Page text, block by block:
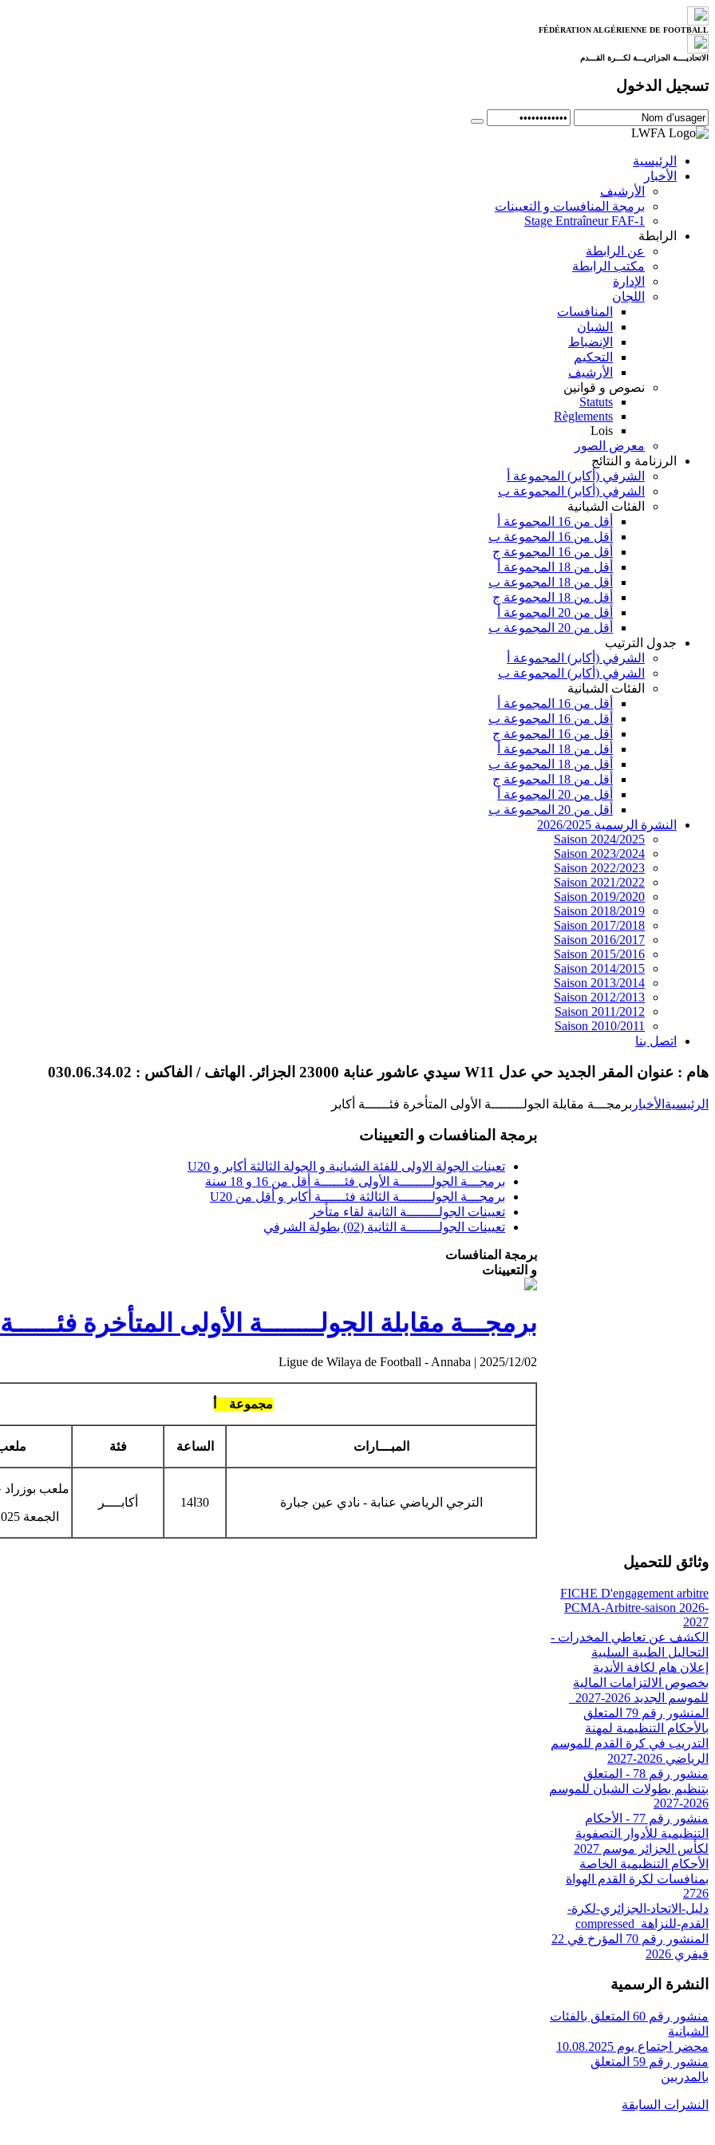
FÉDÉRATION ALGÉRIENNE DE FOOTBALL
الاتحاديــــة الجزائريـــة لكـــرة القـــدم
تسجيل الدخول
الرئيسية
الأخبار
الأرشيف
برمجة المنافسات و التعيينات
Stage Entraîneur FAF-1
الرابطة
عن الرابطة
مكتب الرابطة
الإدارة
اللجان
المنافسات
الشبان
الإنضباط
التحكيم
الأرشيف
نصوص و قوانين
Statuts
Règlements
Lois
معرض الصور
الرزنامة و النتائج
الشرفي (أكابر) المجموعة أ
الشرفي (أكابر) المجموعة ب
الفئات الشبانية
أقل من 16 المجموعة أ
أقل من 16 المجموعة ب
أقل من 16 المجموعة ج
أقل من 18 المجموعة أ
أقل من 18 المجموعة ب
أقل من 18 المجموعة ج
أقل من 20 المجموعة أ
أقل من 20 المجموعة ب
جدول الترتيب
الشرفي (أكابر) المجموعة أ
الشرفي (أكابر) المجموعة ب
الفئات الشبانية
أقل من 16 المجموعة أ
أقل من 16 المجموعة ب
أقل من 16 المجموعة ج
أقل من 18 المجموعة أ
أقل من 18 المجموعة ب
أقل من 18 المجموعة ج
أقل من 20 المجموعة أ
أقل من 20 المجموعة ب
النشرة الرسمية 2026/2025
Saison 2024/2025
Saison 2023/2024
Saison 2022/2023
Saison 2021/2022
Saison 2019/2020
Saison 2018/2019
Saison 2017/2018
Saison 2016/2017
Saison 2015/2016
Saison 2014/2015
Saison 2013/2014
Saison 2012/2013
Saison 2011/2012
Saison 2010/2011
اتصل بنا
هام : عنوان المقر الجديد حي عدل W11 سيدي عاشور عنابة 23000 الجزائر. الهاتف / الفاكس : 030.06.34.02
الرئيسية الأخبار برمجـــة مقابلة الجولــــــــة الأولى المتأخرة فئــــــة أكابر
برمجة المنافسات و التعيينات
تعينات الجولة الاولى للفئة الشبانية و الجولة الثالثة أكابر و U20
برمجـــة الجولــــــــة الأولى فئــــــة أقل من 16 و 18 سنة
برمجـــة الجولــــــــة الثالثة فئــــــة أكابر و أقل من U20
تعيينات الجولــــــــة الثانية لقاء متأخر
تعيينات الجولــــــــة الثانية (02) بطولة الشرفي
برمجة المنافسات
و التعيينات
برمجـــة مقابلة الجولــــــــة الأولى المتأخرة فئــــــة
Ligue de Wilaya de Football - Annaba | 2025/12/02
مجموعة أ
المبـــارات الساعة فئة
الترجي الرياضي عنابة - نادي عين جبارة 30ا14 أكابــــر
ملعب بوزراد
الجمعة 05/12/2025
وثائق للتحميل
FICHE D'engagement arbitre
PCMA-Arbitre-saison 2026-
2027
الكشف عن تعاطي المخدرات -
التحاليل الطبية السلبية
إعلان هام لكافة الأندية
بخصوص الالتزامات المالية
للموسم الجديد 2026-2027_
المنشور رقم 79 المتعلق
بالأحكام التنظيمية لمهنة
التدريب في كرة القدم للموسم
الرياضي 2026-2027
منشور رقم 78 - المتعلق
بتنظيم بطولات الشبان للموسم
2026-2027
منشور رقم 77 - الأحكام
التنظيمية للأدوار التصفوية
لكأس الجزائر موسم 2027
الأحكام التنظيمية الخاصة
بمنافسات لكرة القدم الهواة
2726
دليل-الاتحاد-الجزائري-لكرة-
القدم-للنزاهة_compressed
المنشور رقم 70 المؤرخ في 22
فيفري 2026
النشرة الرسمية
منشور رقم 60 المتعلق بالفئات
الشبانية
محضر اجتماع يوم 10.08.2025
منشور رقم 59 المتعلق
بالمدربين
النشرات السابقة